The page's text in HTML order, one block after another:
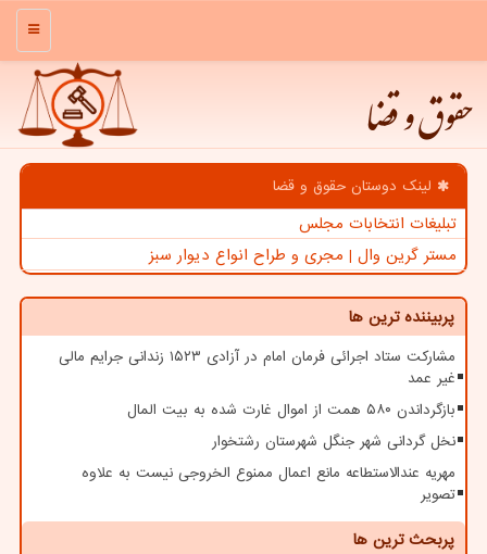
منو
حقوق و قضا
لینک دوستان حقوق و قضا
تبلیغات انتخابات مجلس
مستر گرین وال | مجری و طراح انواع دیوار سبز
پربیننده ترین ها
مشارکت ستاد اجرائی فرمان امام در آزادی ۱۵۲۳ زندانی جرایم مالی
غیر عمد
بازگرداندن ۵۸۰ همت از اموال غارت شده به بیت المال
نخل گردانی شهر جنگل شهرستان رشتخوار
مهریه عندالاستطاعه مانع اعمال ممنوع الخروجی نیست به علاوه
تصویر
پربحث ترین ها